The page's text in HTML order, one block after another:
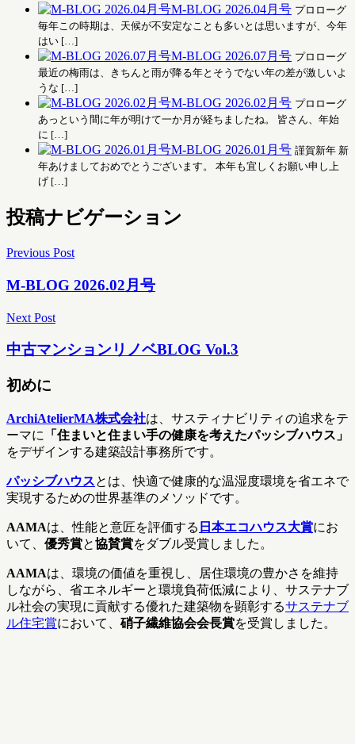
M-BLOG 2026.04月号 プロローグ
毎年この時期は、天候が不安定なことも多いとは思いますが、今年
はい […]
M-BLOG 2026.07月号 プロローグ
最近の梅雨は、きちんと雨が降る年とそうでない年の差が激しいよ
うな […]
M-BLOG 2026.02月号 プロローグ
あっという間に年が明けて一か月が経ちましたね。 皆さん、年始
に […]
M-BLOG 2026.01月号 謹賀新年 新
年あけましておめでとうございます。 本年も宜しくお願い申し上
げ […]
投稿ナビゲーション
Previous Post
M-BLOG 2026.02月号
Next Post
中古マンションリノベBLOG Vol.3
初めに
ArchiAtelierMA株式会社は、サスティナビリティの追求をテ
ーマに
「住まいと住まい手の健康を考えたパッシブハウス」
をデザインする建築設計事務所です。
パッシブハウスとは、快適で健康的な温湿度環境を省エネで
実現するための世界基準のメソッドです。
AAMAは、性能と意匠を評価する 日本エコハウス大賞にお
いて、 優秀賞と協賛賞をダブル受賞しました。
AAMAは、環境の価値を重視し、居住環境の豊かさを維持
しながら、省エネルギーと環境負荷低減により、サステナブ
ル社会の実現に貢献する優れた建築物を顕彰するサステナブ
ル住宅賞において、 硝子繊維協会会長賞を受賞しました。